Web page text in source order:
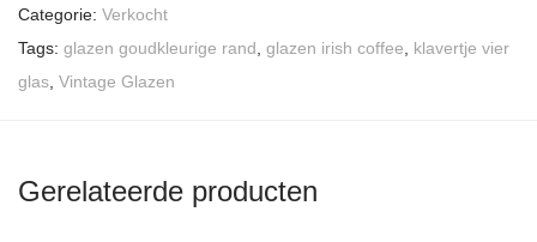
Categorie: Verkocht
Tags: glazen goudkleurige rand glazen irish coffee
klavertje vier
glas Vintage Glazen
Gerelateerde producten